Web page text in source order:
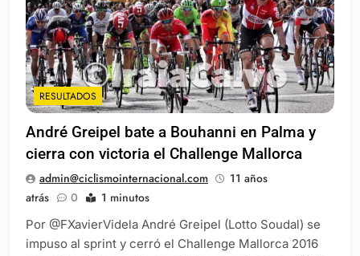
RESULTADOS
André Greipel bate a Bouhanni en Palma y
cierra con victoria el Challenge Mallorca
admin@ciclismointernacional.com
11 años
atrás
0 1 minutos
Por @FXavierVidela André Greipel (Lotto Soudal) se
impuso al sprint y cerró el Challenge Mallorca 2016